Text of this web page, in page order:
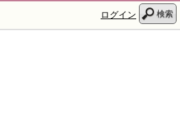
ログイン 検索